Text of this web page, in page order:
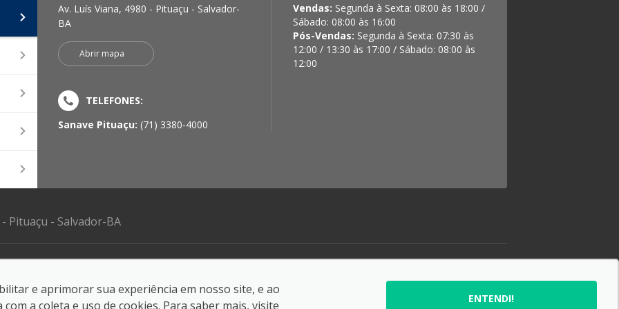
Av. Luís Viana, 4980 - Pituaçu - Salvador-
BA
Abrir mapa
TELEFONES:
Sanave Pituaçu: (71) 3380-4000
Vendas: Segunda à Sexta: 08:00 às 18:00 /
Sábado: 08:00 às 16:00
Pós-Vendas: Segunda à Sexta: 07:30 às
12:00 / 13:30 às 17:00 / Sábado: 08:00 às
12:00
Pituaçu - Salvador-BA
SIGA-NOS:
e aprimorar sua experiência em nosso site, e ao
a coleta e uso de cookies. Para saber mais, visite
ENTENDI!